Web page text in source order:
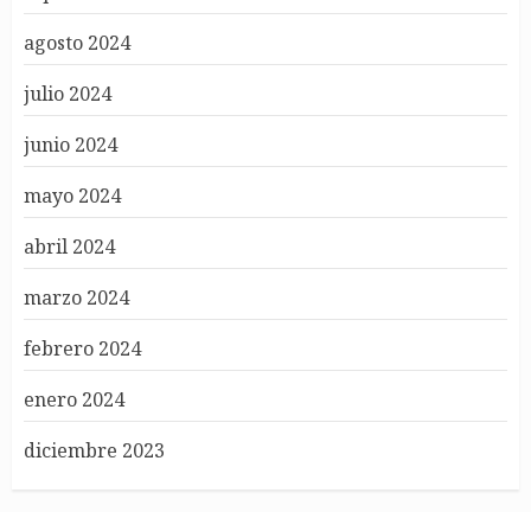
agosto 2024
julio 2024
junio 2024
mayo 2024
abril 2024
marzo 2024
febrero 2024
enero 2024
diciembre 2023